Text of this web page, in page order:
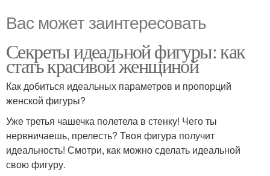
Вас может заинтересовать
Секреты идеальной фигуры: как
стать красивой женщиной
Как добиться идеальных параметров и пропорций
женской фигуры?
Уже третья чашечка полетела в стенку! Чего ты
нервничаешь, прелесть? Твоя фигура получит
идеальность! Смотри, как можно сделать идеальной
свою фигуру.